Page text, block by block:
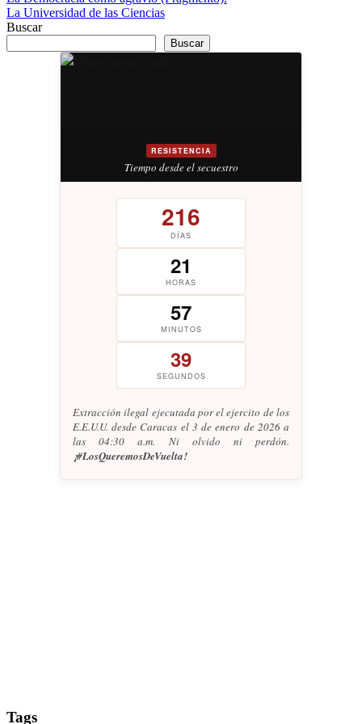
de
entradas
La Universidad de las Ciencias
Buscar
Buscar
RESISTENCIA
Tiempo desde el secuestro
216
DÍAS
21
HORAS
57
MINUTOS
41
SEGUNDOS
Extracción ilegal ejecutada por el ejercito de los
E.E.U.U. desde Caracas el 3 de enero de 2026 a
las 04:30 a.m. Ni olvido ni perdón.
¡#LosQueremosDeVuelta!
Tags